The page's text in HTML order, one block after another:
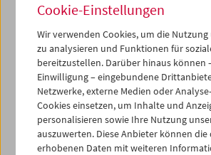
Ticketkorb
Ticketkorb Kauf
Leer
Ticketkorb Reservierung
Cookie-Einstellungen
Wir verwenden Cookies, um die
zu analysieren und Funktionen für
bereitzustellen. Darüber hinaus können
Einwilligung – eingebundene
Netzwerke, externe Medien oder
Cookies einsetzen, um Inhalte und
personalisieren sowie Ihre Nutzung
auszuwerten. Diese Anbieter können die
erhobenen Daten mit weiteren